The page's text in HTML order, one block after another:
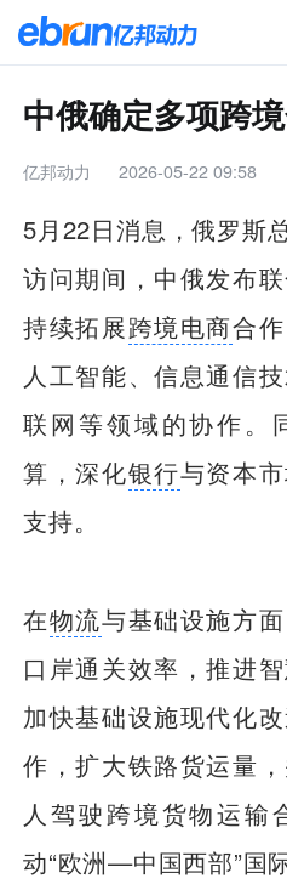
中俄确定多项跨
亿邦动力 2026-05-22 09:58
5月22日消息，俄罗斯
访问期间，中俄发布
持续拓展跨境电商合
人工智能、信息通信
联网等领域的协作。
算，深化银行与资本
支持。
在物流与基础设施方
口岸通关效率，推进
加快基础设施现代化
作，扩大铁路货运量
人驾驶跨境货物运输
动“欧洲—中国西部”国